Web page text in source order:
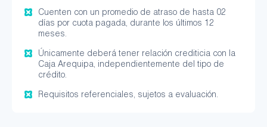
Cuenten con un promedio de atraso de hasta 02
días por cuota pagada, durante los últimos 12
meses.
Únicamente deberá tener relación crediticia con la
Caja Arequipa, independientemente del tipo de
crédito.
Requisitos referenciales, sujetos a evaluación.